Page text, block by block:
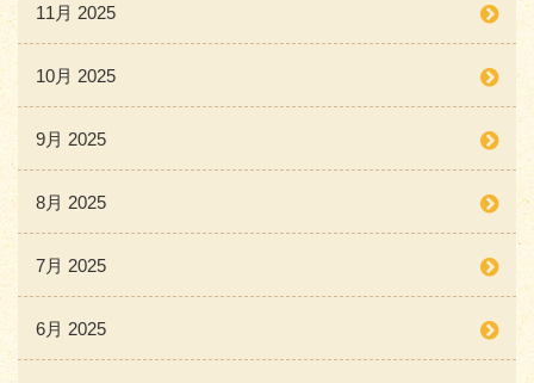
11月 2025
10月 2025
9月 2025
8月 2025
7月 2025
6月 2025